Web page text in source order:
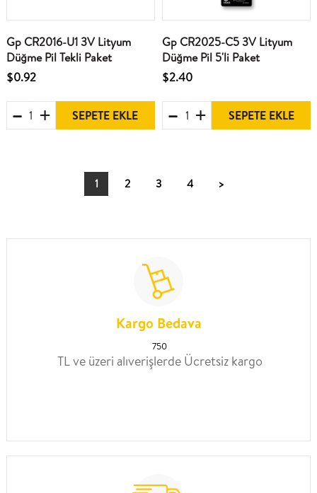
Gp CR2016-U1 3V Lityum
Düğme Pil Tekli Paket
$0.92
SEPETE EKLE
Gp CR2025-C5 3V Lityum
Düğme Pil 5'li Paket
$2.40
SEPETE EKLE
1 2 3 4 >
Kargo Bedava
750
TL ve üzeri alıverişlerde Ücretsiz kargo